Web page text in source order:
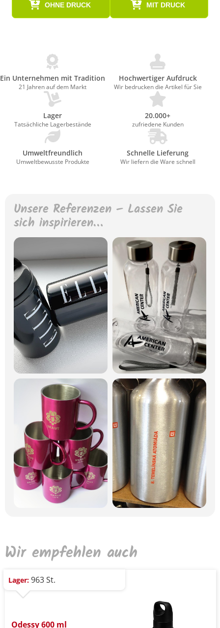
OHNE DRUCK MIT DRUCK
Ein Unternehmen mit Tradition
21 Jahren auf dem Markt
Hochwertiger Aufdruck
Wir bedrucken die Artikel für Sie
Lager
Tatsächliche Lagerbestände
20.000+
zufriedene Kunden
Umweltfreundlich
Umweltbewusste Produkte
Schnelle Lieferung
Wir liefern die Ware schnell
Unsere Referenzen – Lassen Sie
sich inspirieren…
Wir empfehlen auch
Lager: 963 St.
Odessy 600 ml